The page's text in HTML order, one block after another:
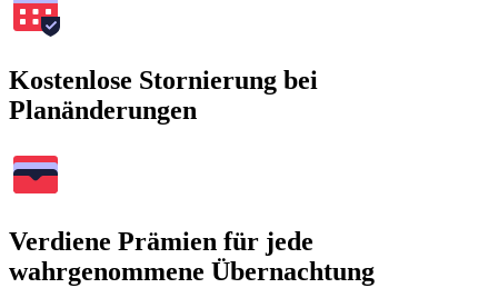
Kostenlose Stornierung bei
Planänderungen
Verdiene Prämien für jede
wahrgenommene Übernachtung